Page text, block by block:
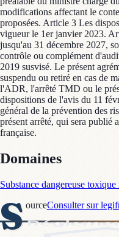
modifications affectant le
proposées. Article 3 Les
vigueur le 1er janvier 2023.
jusqu'au 31 décembre 2027,
contrôle ou complément
2019 susvisé. Le présent
suspendu ou retiré en cas de
l'ADR, l'arrêté TMD ou le
dispositions de l'avis du 11
général de la prévention des
présent arrêté, qui sera
française.
Domaines
Substance dangereuse
S ourceConsulter sur